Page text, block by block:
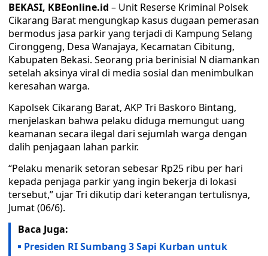
BEKASI, KBEonline.id – Unit Reserse Kriminal Polsek
Cikarang Barat mengungkap kasus dugaan pemerasan
bermodus jasa parkir yang terjadi di Kampung Selang
Cironggeng, Desa Wanajaya, Kecamatan Cibitung,
Kabupaten Bekasi. Seorang pria berinisial N diamankan
setelah aksinya viral di media sosial dan menimbulkan
keresahan warga.
Kapolsek Cikarang Barat, AKP Tri Baskoro Bintang,
menjelaskan bahwa pelaku diduga memungut uang
keamanan secara ilegal dari sejumlah warga dengan
dalih penjagaan lahan parkir.
“Pelaku menarik setoran sebesar Rp25 ribu per hari
kepada penjaga parkir yang ingin bekerja di lokasi
tersebut,” ujar Tri dikutip dari keterangan tertulisnya,
Jumat (06/6).
Baca Juga:
Presiden RI Sumbang 3 Sapi Kurban untuk